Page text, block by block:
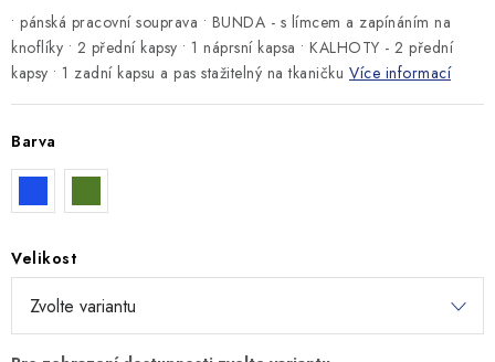
• pánská pracovní souprava • BUNDA - s límcem a zapínáním na
knoflíky • 2 přední kapsy • 1 náprsní kapsa • KALHOTY - 2 přední
kapsy • 1 zadní kapsu a pas stažitelný na tkaničku Více informací
Barva
Velikost